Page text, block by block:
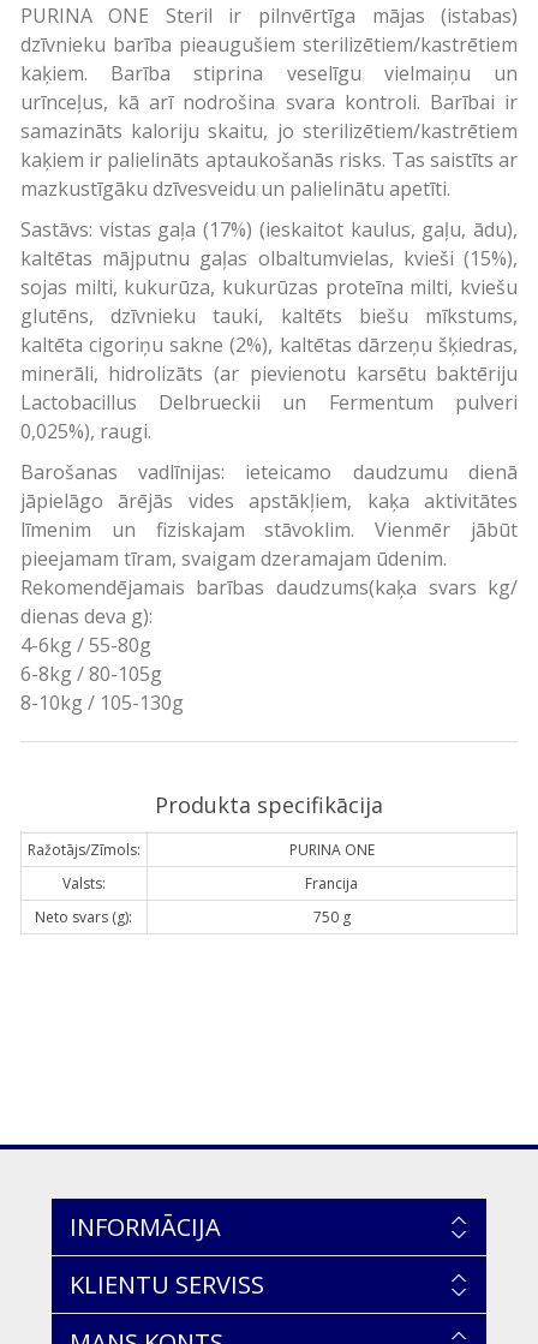
PURINA ONE Steril ir pilnvērtīga mājas (istabas)
dzīvnieku barība pieaugušiem sterilizētiem/kastrētiem
kaķiem. Barība stiprina veselīgu vielmaiņu un
urīnceļus, kā arī nodrošina svara kontroli. Barībai ir
samazināts kaloriju skaitu, jo sterilizētiem/kastrētiem
kaķiem ir palielināts aptaukošanās risks. Tas saistīts ar
mazkustīgāku dzīvesveidu un palielinātu apetīti.
Sastāvs: vistas gaļa (17%) (ieskaitot kaulus, gaļu, ādu),
kaltētas mājputnu gaļas olbaltumvielas, kvieši (15%),
sojas milti, kukurūza, kukurūzas proteīna milti, kviešu
glutēns, dzīvnieku tauki, kaltēts biešu mīkstums,
kaltēta cigoriņu sakne (2%), kaltētas dārzeņu šķiedras,
minerāli, hidrolizāts (ar pievienotu karsētu baktēriju
Lactobacillus Delbrueckii un Fermentum pulveri
0,025%), raugi.
Barošanas vadlīnijas: ieteicamo daudzumu dienā
jāpielāgo ārējās vides apstākļiem, kaķa aktivitātes
līmenim un fiziskajam stāvoklim. Vienmēr jābūt
pieejamam tīram, svaigam dzeramajam ūdenim.
Rekomendējamais barības daudzums(kaķa svars kg/
dienas deva g):
4-6kg / 55-80g
6-8kg / 80-105g
8-10kg / 105-130g
Produkta specifikācija
Ražotājs/Zīmols:
PURINA ONE
Valsts:
Francija
Neto svars (g):
750 g
INFORMĀCIJA
KLIENTU SERVISS